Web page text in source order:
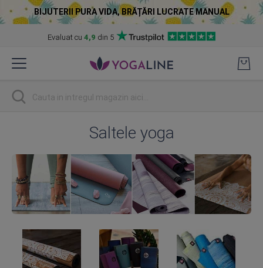
BIJUTERII PURA VIDA, BRĂȚĂRI LUCRATE MANUAL
Evaluat cu 4,9 din 5
to
Cautare
Saltele yoga